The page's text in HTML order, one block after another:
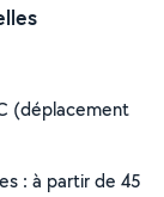
(déplacement
: à partir de 45